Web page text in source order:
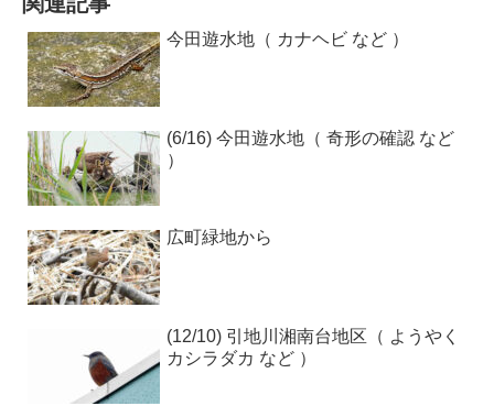
今田遊水地（ カナヘビ など ）
(6/16) 今田遊水地（ 奇形の確認 など
）
広町緑地から
(12/10) 引地川湘南台地区（ ようやく
カシラダカ など ）